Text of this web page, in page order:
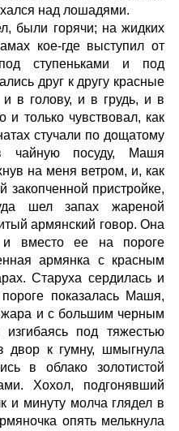
над лошадями.
были горячи; на жидких
кое-где выступил от
ступеньками и под
друг к другу красные
в голову, и в грудь, и в
и только чувствовал, как
стучали по дощатому
чайную посуду, Машя
на меня ветром, и, как
закопченной пристройке,
шел запах жареной
армянский говор. Она
вместо ее на пороге
армянка с красным
Старуха сердилась и
показалась Машя,
жара и с большим черным
под тяжестью
двор к гумну, шмыгнула
в облако золотистой
Хохол, подгонявший
и минуту молча глядел в
опять мелькнула